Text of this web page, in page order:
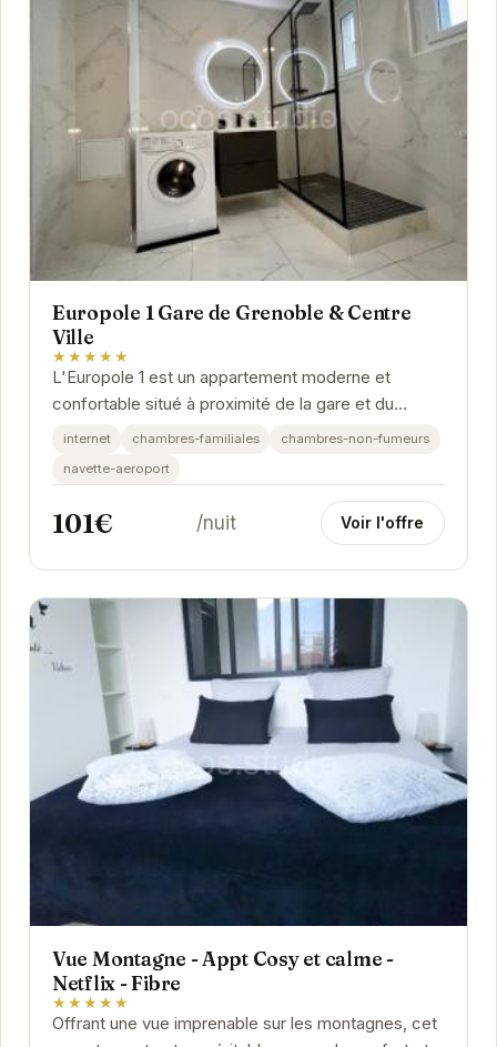
Europole 1 Gare de Grenoble & Centre
Ville
★★★★★
L'Europole 1 est un appartement moderne et
confortable situé à proximité de la gare et du
centre-ville de Grenoble. Il est idéal pour les...
internet chambres-familiales
chambres-non-fumeurs
navette-aeroport
101€ /nuit Voir l'offre
Vue Montagne - Appt Cosy et calme -
Netflix - Fibre
★★★★★
Offrant une vue imprenable sur les montagnes, cet